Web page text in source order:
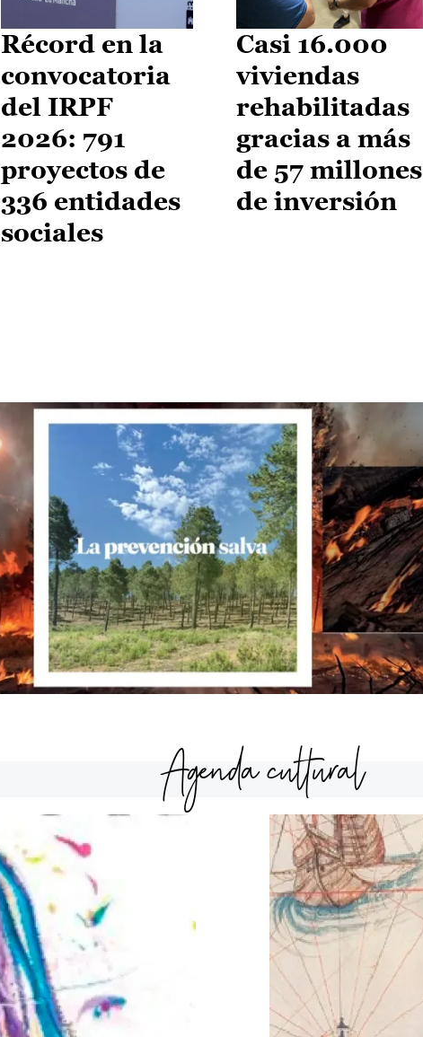
Récord en la
convocatoria
del IRPF
2026: 791
proyectos de
336 entidades
sociales
Casi 16.000
viviendas
rehabilitadas
gracias a más
de 57 millones
de inversión
Agenda cultural